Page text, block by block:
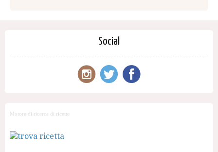
Social
Motore di ricerca di ricette